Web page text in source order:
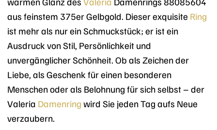
aus feinstem 375er Gelbgold. Dieser exquisite Ring
ist mehr als nur ein Schmuckstück; er ist ein
Ausdruck von Stil, Persönlichkeit und
unvergänglicher Schönheit. Ob als Zeichen der
Liebe, als Geschenk für einen besonderen
Menschen oder als Belohnung für sich selbst – der
Valeria Damenring wird Sie jeden Tag aufs Neue
verzaubern.